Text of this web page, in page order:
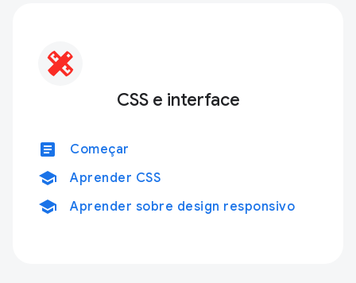
CSS e interface
article Começar
school Aprender CSS
school Aprender sobre design responsivo